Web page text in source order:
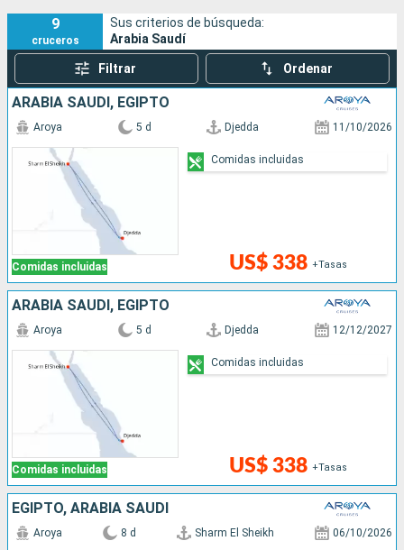
Buscar
9
cruceros
Sus criterios de búsqueda:
Arabia Saudí
Filtrar Ordenar
ARABIA SAUDÍ, EGIPTO
Comidas incluidas
Aroya 5 d Djedda 11/10/2026
US$ 338 +Tasas
Comidas incluidas
ARABIA SAUDÍ, EGIPTO
Comidas incluidas
Aroya 5 d Djedda 12/12/2027
US$ 338 +Tasas
Comidas incluidas
EGIPTO, ARABIA SAUDÍ
Aroya 8 d Sharm El Sheikh 06/10/2026